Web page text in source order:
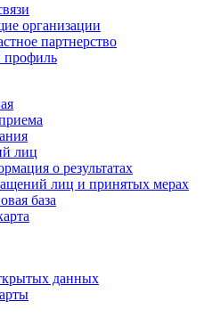
организации
партнерство
лиц
о результатах
лиц и принятых мерах
база
данных